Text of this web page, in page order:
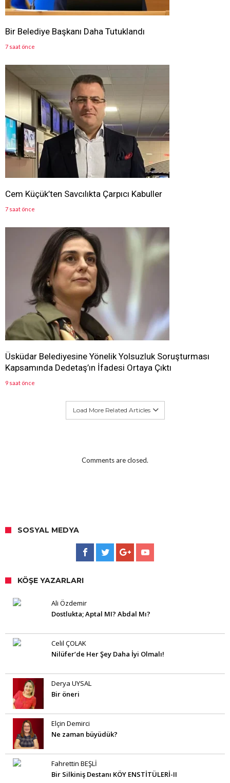
Bir Belediye Başkanı Daha Tutuklandı
7 saat önce
Cem Küçük’ten Savcılıkta Çarpıcı Kabuller
7 saat önce
Üsküdar Belediyesine Yönelik Yolsuzluk Soruşturması
Kapsamında Dedetaş’ın İfadesi Ortaya Çıktı
9 saat önce
Load More Related Articles
Comments are closed.
SOSYAL MEDYA
KÖŞE YAZARLARI
Ali Özdemir
Dostlukta; Aptal MI? Abdal Mı?
Celil ÇOLAK
Nilüfer’de Her Şey Daha İyi Olmalı!
Derya UYSAL
Bir öneri
Elçin Demirci
Ne zaman büyüdük?
Fahrettin BEŞLİ
Bir Silkiniş Destanı KÖY ENSTİTÜLERİ-II